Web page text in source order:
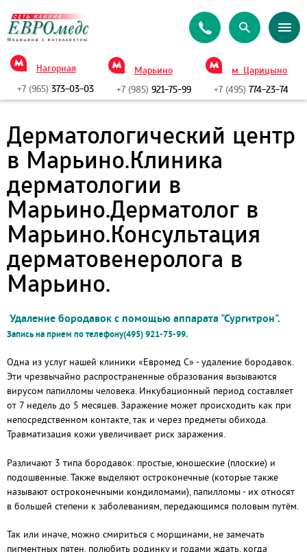
Нагорная
+7 (965) 373-03-03
Марьино
+7 (985)921-75-99
м. Царицыно
+7 (495) 774-23-74
Дерматологический центр
в Марьино.Клиника
дерматологии в
Марьино.Дерматолог в
Марьино.Консультация
дерматовенеролога в
Марьино.
Удаление бородавок с помощью аппарата "Сургитрон".
Запись на прием по телефону(495) 921-75-99.
Одна из услуг нашей клиники «Евромед С» - удаление бородавок.
Эти чрезвычайно распространенные образования вызываются
вирусом папилломы человека. Инкубационный период составляет
от 7 недель до 5 месяцев. Заражение может происходить как при
непосредственном контакте, так и через предметы обихода.
Травматизация кожи увеличивает риск заражения.
Различают 3 типа бородавок: простые, юношеские (плоские) и
подошвенные. Также выделяют остроконечные (которые также
называют остроконечными кондиломами), папилломы - их относят
в большей степени к заболеваниям, передающимся половым путём.
Так или иначе, можно смириться с морщинами, не замечать
пигментных пятен, полюбить родинку и годами ждать, когда